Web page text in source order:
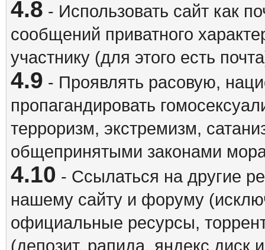
4.8 - Использовать сайт как
сообщений приватного
участнику (для этого есть
4.9 - Проявлять расовую,
пропагандировать
терроризм, экстремизм,
общепринятыми законами
4.10 - Ссылаться на другие
нашему сайту и форуму
официальные ресурсы,
(депозит, рапида, яндекс.диск